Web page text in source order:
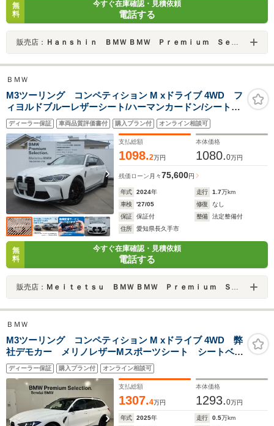
無
料
今すぐ在庫確認・見積依頼
電話する
販売店： Ｈａｎｓｈｉｎ ＢＭＷ ＢＭＷ Ｐｒｅｍｉｕｍ Ｓｅｌｅｃｔｉｏｎ 箕面
ＢＭＷ
M3ツーリング コンペティション M xドライブ 4WD フ
ィヨルドブルーレザーシート/ハーマンカードン/シートベ
ンチレーションシート/ハンドルヒーター/純正地デジチュ
ーナー/レーザーライト/認定中古車
ディーラー保証 車両品質評価書付 購入プラン付 オンライン相談可
支払総額
1098.2万円
本体価格
1080.0万円
残価ローン 月々75,600円
年式 2024年 走行 1.7万km
車検
'27/05 修復
なし
保証
保証付 整備
法定整備付
住所
愛知県長久手市
無
料
今すぐ在庫確認・見積依頼
電話する
販売店： Ｍｅｉｔｅｔｓｕ ＢＭＷ ＢＭＷ Ｐｒｅｍｉｕｍ Ｓｅｌｅｃｔｉｏｎ 長久手
ＢＭＷ
M3ツーリング コンペティション M xドライブ 4WD 弊
社デモカー メリノレザーMスポーツシート シートベン
チレーション デジタルキープラス ハンズオフアシス
ト
ディーラー保証 購入プラン付 オンライン相談可
支払総額
1307.4万円
本体価格
1293.0万円
年式 2025年 走行 0.5万km